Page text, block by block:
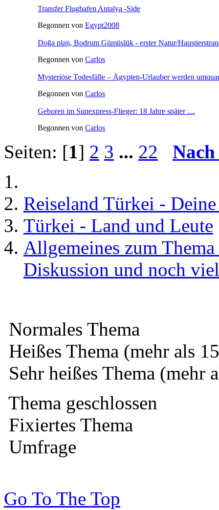
Transfer Flughafen Antalya -Side
Begonnen von Egypt2008
Doğa plajı, Bodrum Gümüşlük - erster Natur/
Begonnen von Carlos
Mysteriöse Todesfälle – Ägypten-Urlauber werden
Begonnen von Carlos
Geboren im Sunexpress-Flieger: 18 Jahre später ....
Begonnen von Carlos
Seiten: [1] 2 3 ... 22
Reiseland Türkei -
Türkei - Land und Leute
Allgemeines zum
Diskussion und noch
Normales Thema
Heißes Thema (mehr als
Sehr heißes Thema (mehr
Thema geschlossen
Fixiertes Thema
Umfrage
Go To The Top